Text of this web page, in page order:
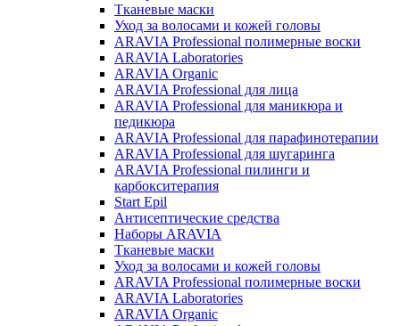
Тканевые маски
Уход за волосами и кожей головы
ARAVIA Professional полимерные воски
ARAVIA Laboratories
ARAVIA Organic
ARAVIA Professional для лица
ARAVIA Professional для маникюра и
педикюра
ARAVIA Professional для парафинотерапии
ARAVIA Professional для шугаринга
ARAVIA Professional пилинги и
карбокситерапия
Start Epil
Антисептические средства
Наборы ARAVIA
Тканевые маски
Уход за волосами и кожей головы
ARAVIA Professional полимерные воски
ARAVIA Laboratories
ARAVIA Organic